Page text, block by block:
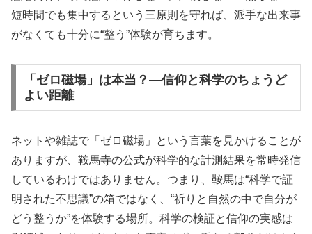
短時間でも集中するという三原則を守れば、派手な出来事
がなくても十分に“整う”体験が育ちます。
「ゼロ磁場」は本当？—信仰と科学のちょうど
よい距離
ネットや雑誌で「ゼロ磁場」という言葉を見かけることが
ありますが、鞍馬寺の公式が科学的な計測結果を常時発信
しているわけではありません。つまり、鞍馬は“科学で証
明された不思議”の箱ではなく、“祈りと自然の中で自分が
どう整うか”を体験する場所。科学の検証と信仰の実感は